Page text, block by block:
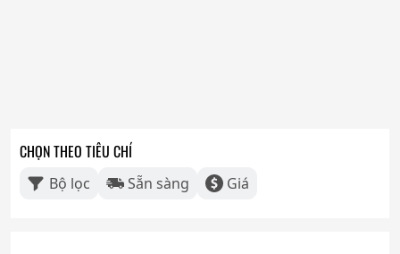
CHỌN THEO TIÊU CHÍ
Bộ lọc Sẵn sàng Giá